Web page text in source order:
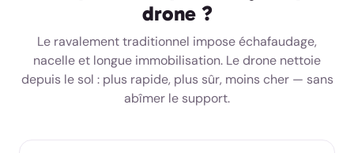
drone ?
Le ravalement traditionnel impose échafaudage,
nacelle et longue immobilisation. Le drone nettoie
depuis le sol : plus rapide, plus sûr, moins cher — sans
abîmer le support.